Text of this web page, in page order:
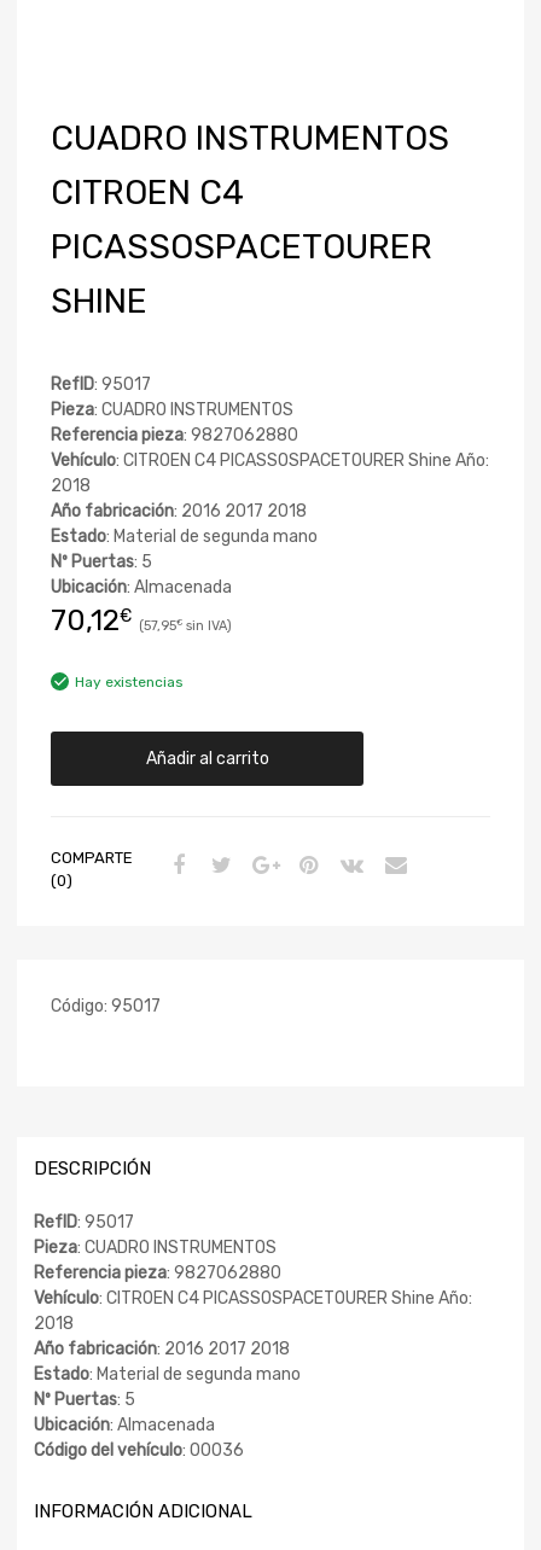
CUADRO INSTRUMENTOS
CITROEN C4
PICASSOSPACETOURER
SHINE
RefID: 95017
Pieza: CUADRO INSTRUMENTOS
Referencia pieza: 9827062880
Vehículo: CITROEN C4 PICASSOSPACETOURER Shine Año:
2018
Año fabricación: 2016 2017 2018
Estado: Material de segunda mano
Nº Puertas: 5
Ubicación: Almacenada
70,12€ 57,95€
Hay existencias
Añadir al carrito
COMPARTE
(0)
Código: 95017
DESCRIPCIÓN
RefID: 95017
Pieza: CUADRO INSTRUMENTOS
Referencia pieza: 9827062880
Vehículo: CITROEN C4 PICASSOSPACETOURER Shine Año:
2018
Año fabricación: 2016 2017 2018
Estado: Material de segunda mano
Nº Puertas: 5
Ubicación: Almacenada
Código del vehículo: 00036
INFORMACIÓN ADICIONAL